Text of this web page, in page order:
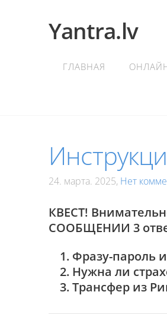
Yantra.lv
ГЛАВНАЯ
24. марта. 2025, Нет
КВЕСТ!
СООБЩЕНИИ 3
Фразу-пароль
Нужна ли
Трансфер из